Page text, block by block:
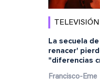
TELEVISIÓN
La secuela
renacer'
"diferencias
Francisco-Eme